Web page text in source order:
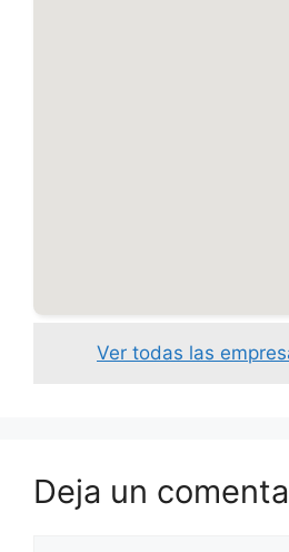
Ver todas las
Deja un